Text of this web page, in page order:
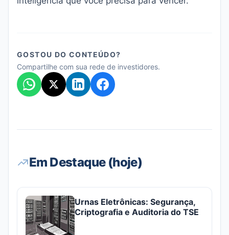
GOSTOU DO CONTEÚDO?
Compartilhe com sua rede de investidores.
Em Destaque (hoje)
Urnas Eletrônicas: Segurança,
Criptografia e Auditoria do TSE